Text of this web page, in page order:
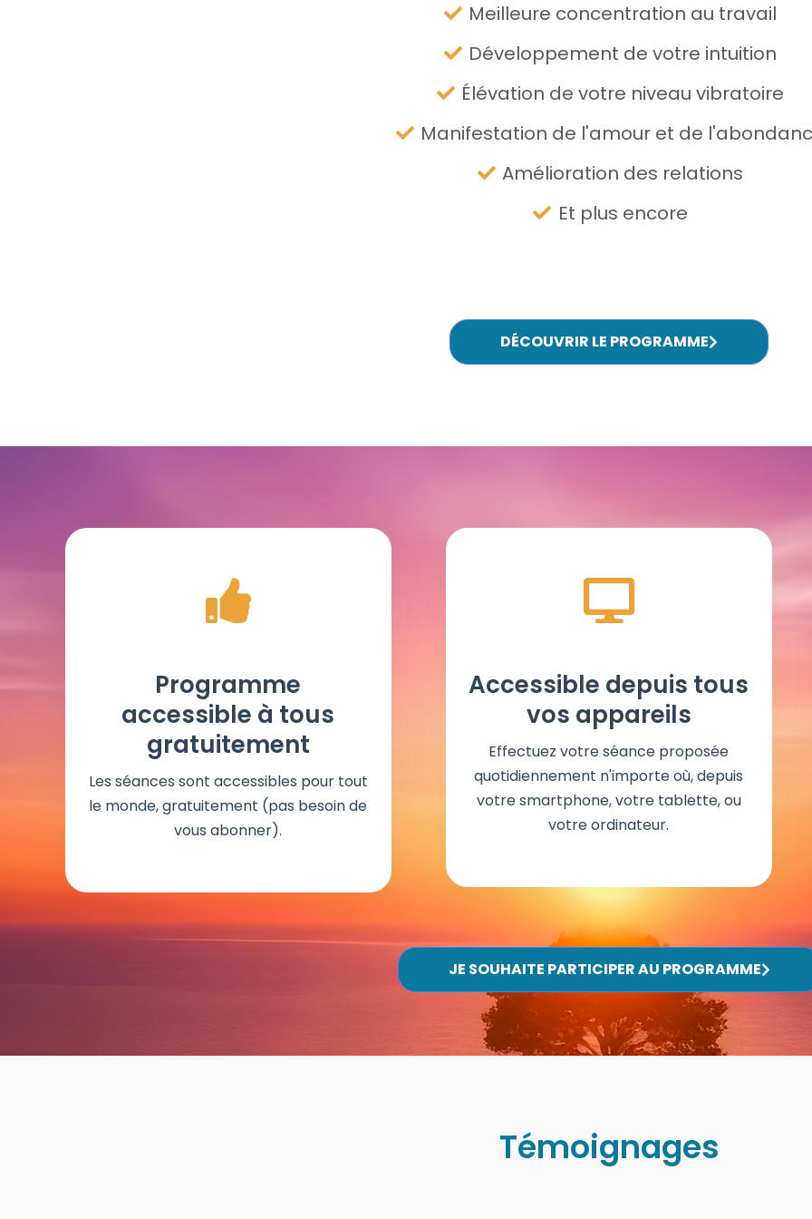
Meilleure concentration au travail
Développement de votre intuition
Élévation de votre niveau vibratoire
Manifestation de l'amour et de
Amélioration des relations
Et plus encore
DÉCOUVRIR LE PROGRAMME
Programme
accessible à tous
gratuitement
Les séances sont accessibles pour tout
le monde, gratuitement (pas besoin de
vous abonner).
Accessible depuis tous
vos appareils
Effectuez votre séance proposée
quotidiennement n'importe où, depuis
votre smartphone, votre tablette, ou
votre ordinateur.
JE SOUHAITE PARTICIPER AU PROGRAMME
Témoignages